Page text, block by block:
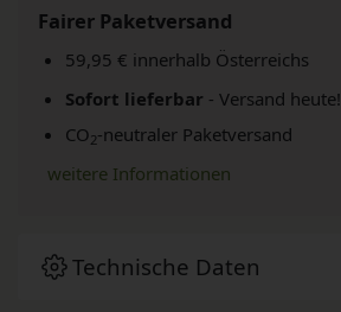
Fairer Paketversand
59,95 € innerhalb Österreichs
Sofort lieferbar - Versand heute!
CO2-neutraler Paketversand
weitere Informationen
Technische Daten